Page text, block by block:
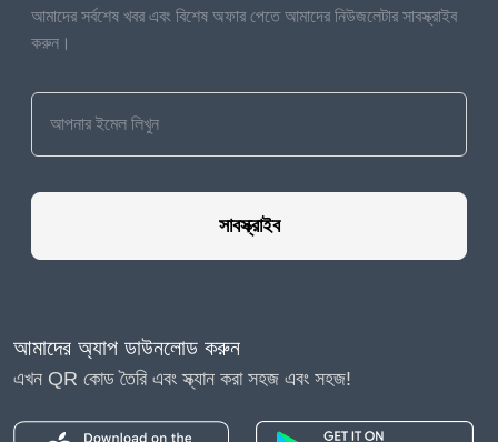
আমাদের সর্বশেষ খবর এবং বিশেষ অফার পেতে আমাদের নিউজলেটার সাবস্ক্রাইব
করুন।
সাবস্ক্রাইব
আমাদের অ্যাপ ডাউনলোড করুন
এখন QR কোড তৈরি এবং স্ক্যান করা সহজ এবং সহজ!